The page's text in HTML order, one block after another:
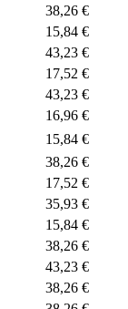
38,26 €
15,84 €
43,23 €
17,52 €
43,23 €
16,96 €
15,84 €
38,26 €
17,52 €
35,93 €
15,84 €
38,26 €
43,23 €
38,26 €